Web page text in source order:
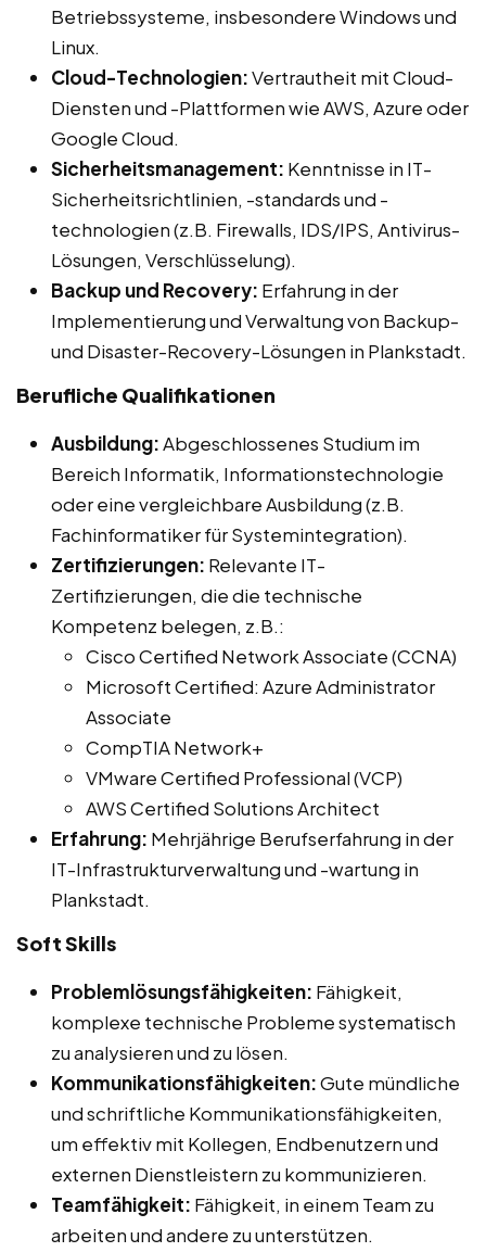
Betriebssysteme, insbesondere Windows und
Linux.
Cloud-Technologien:Vertrautheit mit Cloud-
Diensten und -Plattformen wie AWS, Azure oder
Google Cloud.
Sicherheitsmanagement: Kenntnisse in IT-
Sicherheitsrichtlinien, -standards und -
technologien (z.B. Firewalls, IDS/IPS, Antivirus-
Lösungen, Verschlüsselung).
Backup und Recovery: Erfahrung in der
Implementierung und Verwaltung von Backup-
und Disaster-Recovery-Lösungen in Plankstadt.
Berufliche Qualifikationen
Ausbildung:Abgeschlossenes Studium im
Bereich Informatik, Informationstechnologie
oder eine vergleichbare Ausbildung (z.B.
Fachinformatiker für Systemintegration).
Zertifizierungen: Relevante IT-
Zertifizierungen, die die technische
Kompetenz belegen, z.B.:
Cisco Certified Network Associate (CCNA)
Microsoft Certified: Azure Administrator
Associate
CompTIA Network+
VMware Certified Professional (VCP)
AWS Certified Solutions Architect
Erfahrung: Mehrjährige Berufserfahrung in der
IT-Infrastrukturverwaltung und -wartung in
Plankstadt.
Soft Skills
Problemlösungsfähigkeiten: Fähigkeit,
komplexe technische Probleme systematisch
zu analysieren und zu lösen.
Kommunikationsfähigkeiten:Gute mündliche
und schriftliche Kommunikationsfähigkeiten,
um effektiv mit Kollegen, Endbenutzern und
externen Dienstleistern zu kommunizieren.
Teamfähigkeit: Fähigkeit, in einem Team zu
arbeiten und andere zu unterstützen.